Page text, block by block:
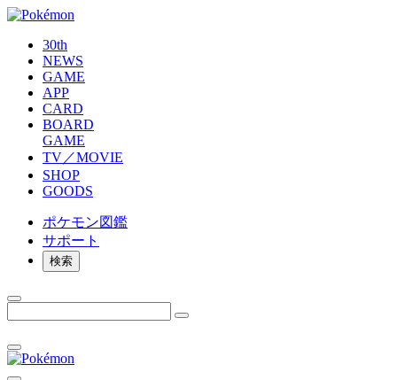
30th
NEWS
GAME
APP
CARD
BOARD
GAME
TV／MOVIE
SHOP
GOODS
ポケモン図鑑
サポート
検索